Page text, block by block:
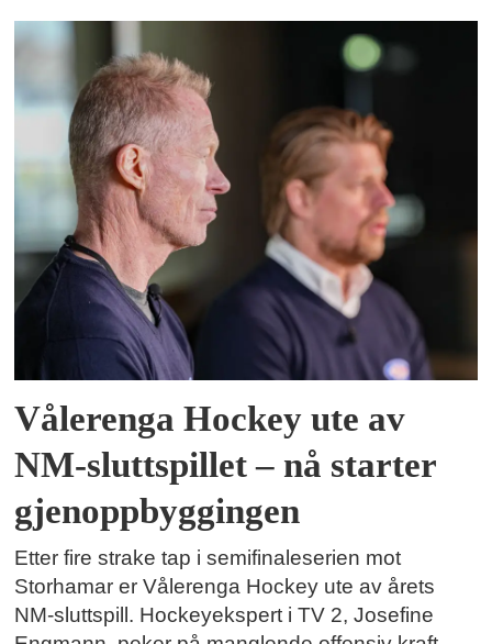
Vålerenga Hockey ute av
NM-sluttspillet – nå starter
gjenoppbyggingen
Etter fire strake tap i semifinaleserien mot
Storhamar er Vålerenga Hockey ute av årets
NM-sluttspill. Hockeyekspert i TV 2, Josefine